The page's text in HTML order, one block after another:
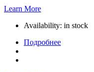
Learn More
Availability: in stock
Подробнее